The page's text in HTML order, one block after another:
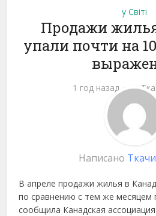
у Світі
Продажи
упали почти на
1 год назад от
Написано
В апреле продажи жилья в
по сравнению с тем же месяцем
сообщила Канадская